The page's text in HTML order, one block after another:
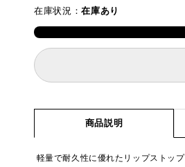
在庫状況：在庫あり
商品説明
軽量で耐久性に優れたリップストッ